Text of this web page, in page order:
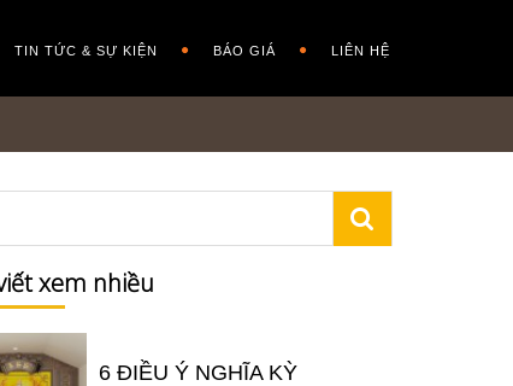
TIN TỨC & SỰ KIỆN BÁO GIÁ LIÊN HỆ
xem nhiều
6 ĐIỀU Ý NGHĨA KỲ